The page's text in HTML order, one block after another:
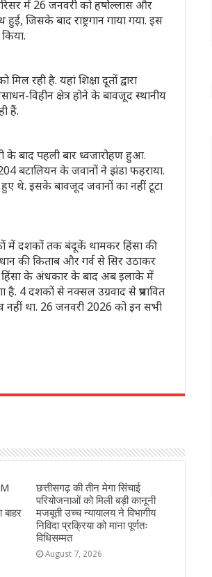
में 26 जनवरी को हर्षोल्लास और
जिसके बाद राष्ट्रगान गाया गया. इस
रही है. यहां शिक्षा दूतों द्वारा
विहीन क्षेत्र होने के बावजूद स्थानीय
हैं.
के बाद पहली बार ध्वजारोहण हुआ.
बटालियन के जवानों ने झंडा फहराया.
थे. इसके बावजूद जवानों का नहीं टूटा
में दशकों तक बंदूकें थामकर हिंसा की
की किताब और गर्व से सिर उठाकर
हिंसा के अंधकार के बाद अब इलाके में
4 दशकों से नक्सल उग्रवाद से प्रभावित
नहीं था. 26 जनवरी 2026 को इन सभी
छत्तीसगढ़ की तीन मेगा सिंचाई
परियोजनाओं को मिली बड़ी कानूनी
मजबूती उच्च न्यायालय ने विभागीय
निविदा प्रक्रिया को माना पूर्णतः
विधिसम्मत
August 7, 2026